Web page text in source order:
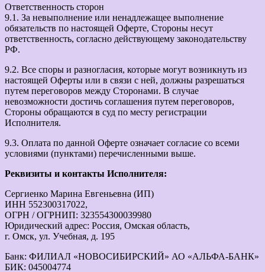
Ответственность сторон
9.1. За невыполнение или ненадлежащее выполнение
обязательств по настоящей Оферте, Стороны несут
ответственность, согласно действующему законодательству
РФ.
9.2. Все споры и разногласия, которые могут возникнуть из
настоящей Оферты или в связи с ней, должны разрешаться
путем переговоров между Сторонами. В случае
невозможности достичь соглашения путем переговоров,
Стороны обращаются в суд по месту регистрации
Исполнителя.
9.3. Оплата по данной Оферте означает согласие со всеми
условиями (пунктами) перечисленными выше.
Реквизиты и контакты Исполнителя:
Сергиенко Марина Евгеньевна (ИП)
ИНН 552300317022,
ОГРН / ОГРНИП: 323554300039980
Юридический адрес: Россия, Омская область,
г. Омск, ул. Учебная, д. 195
Банк: ФИЛИАЛ «НОВОСИБИРСКИЙ» АО «АЛЬФА-БАНК»
БИК: 045004774